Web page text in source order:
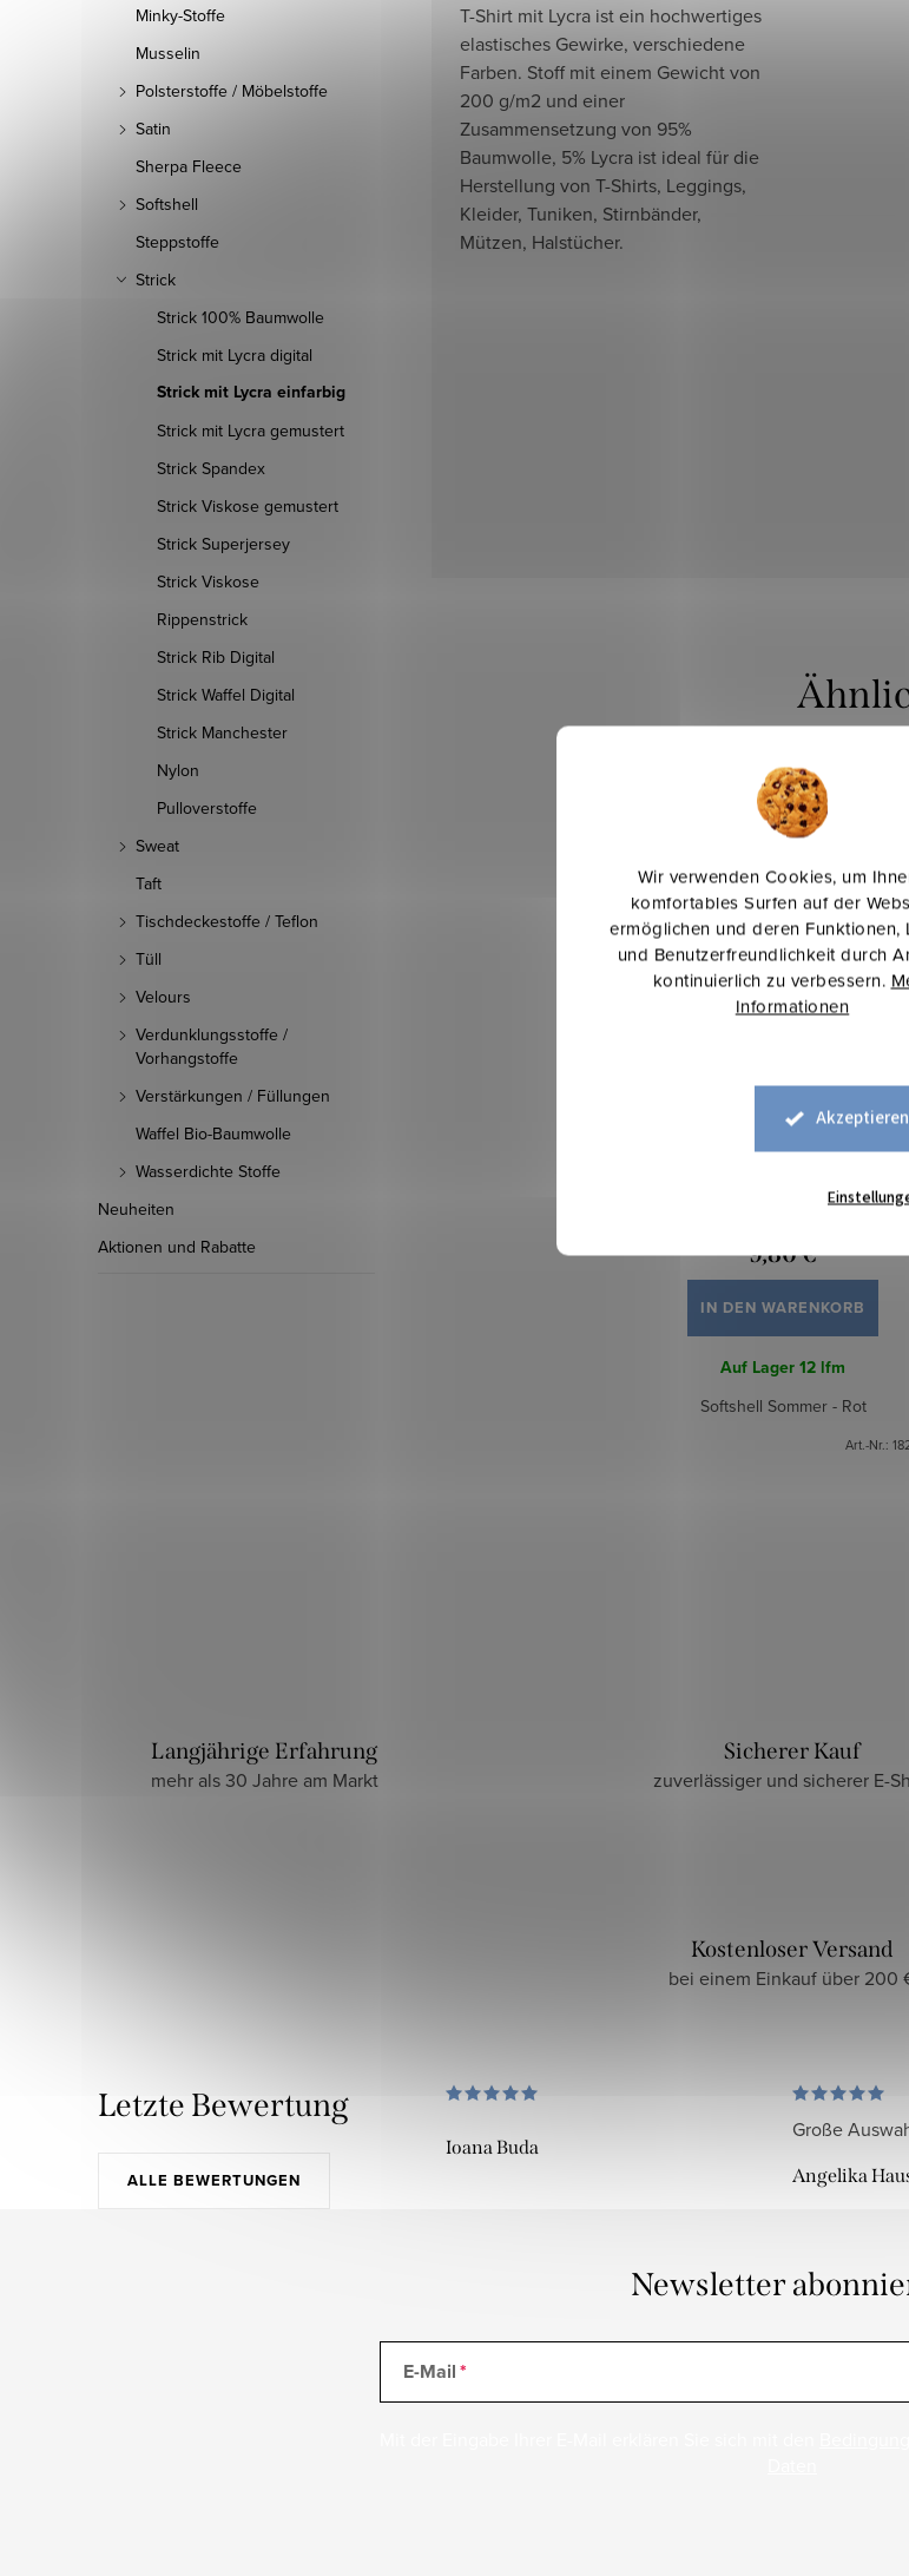
Wir verwenden Cookies, um
komfortables Surfen auf der
ermöglichen und deren Funktionen,
und Benutzerfreundlichkeit durch
kontinuierlich zu verbessern.
Informationen
Akzeptieren
Minky-Stoffe
Musselin
Polsterstoffe / Möbelstoffe
Satin
Sherpa Fleece
Softshell
Steppstoffe
Strick
Strick 100% Baumwolle
Strick mit Lycra digital
Strick mit Lycra einfarbig
Strick mit Lycra gemustert
Strick Spandex
Strick Viskose gemustert
Strick Superjersey
Strick Viskose
Rippenstrick
Strick Rib Digital
Strick Waffel Digital
Strick Manchester
Nylon
Pulloverstoffe
Sweat
Taft
Tischdeckestoffe / Teflon
Tüll
Velours
Verdunklungsstoffe /
Vorhangstoffe
Verstärkungen / Füllungen
Waffel Bio-Baumwolle
Wasserdichte Stoffe
Neuheiten
Aktionen und Rabatte
T-Shirt mit Lycra ist ein hochwertiges
elastisches Gewirke, verschiedene
Farben. Stoff mit einem Gewicht von
200 g/m2 und einer
Zusammensetzung von 95%
Baumwolle, 5% Lycra ist ideal für die
Herstellung von T-Shirts, Leggings,
Kleider, Tuniken, Stirnbänder,
Mützen, Halstücher.
Mehr für weniger
9,80 €
IN DEN WARENKORB
Auf Lager12 lfm
Softshell Sommer - Rot
Art.-Nr.:
Langjährige Erfahrung
mehr als 30 Jahre am Markt
Sicherer Kauf
zuverlässiger und sicherer E-
Kostenloser Versand
bei einem Einkauf über 200
Letzte Bewertung
ALLE BEWERTUNGEN
Ioana Buda
Große
Angelika
Newsletter
E-Mail